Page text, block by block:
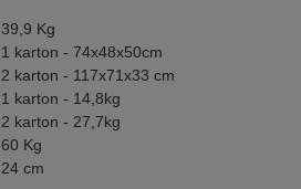
39,9 Kg
1 karton - 74x48x50cm
2 karton - 117x71x33 cm
1 karton - 14,8kg
2 karton - 27,7kg
60 Kg
24 cm